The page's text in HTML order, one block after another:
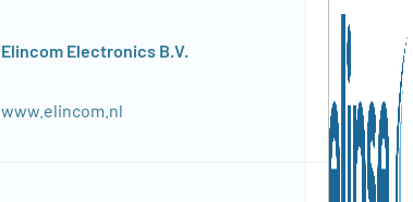
Elincom Electronics B.V.
www.elincom.nl